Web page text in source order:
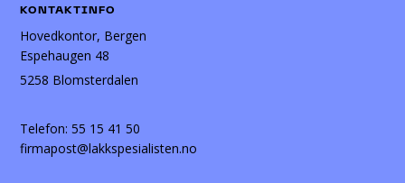
KONTAKTINFO
Hovedkontor, Bergen
Espehaugen 48
5258 Blomsterdalen
Telefon:55 15 41 50
firmapost@lakkspesialisten.no